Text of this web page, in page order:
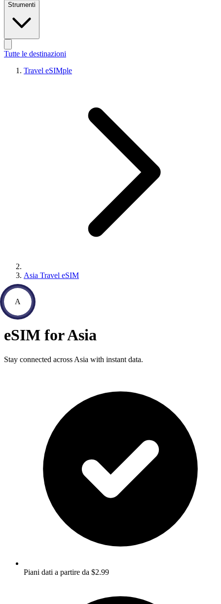
Strumenti
Tutte le destinazioni
Travel eSIMple
Asia Travel eSIM
A
eSIM for Asia
Stay connected across Asia with instant data.
Piani dati a partire da $2.99